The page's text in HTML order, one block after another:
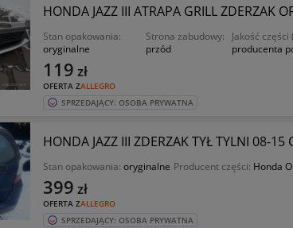
HONDA JAZZ III ATRAPA GRILL ZDERZAK
Stan opakowania:
oryginalne
Strona zabudowy:
przód
Jakość
producenta
OFERTA ZALLEGRO
119 zł
SPRZEDAJĄCY: OSOBA PRYWATNA
HONDA JAZZ III ZDERZAK TYŁ TYLNI 08-15
Stan opakowania: oryginalne Producent części: Honda
OFERTA ZALLEGRO
399 zł
SPRZEDAJĄCY: OSOBA PRYWATNA